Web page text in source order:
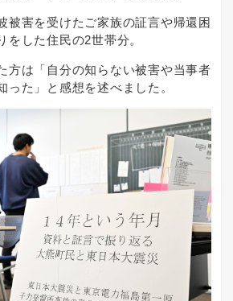
被害を受けたご家族の証言や帰還困
をした住民の2世帯分。
方は「自分の知らない被害や当事者
った」と感想を述べました。